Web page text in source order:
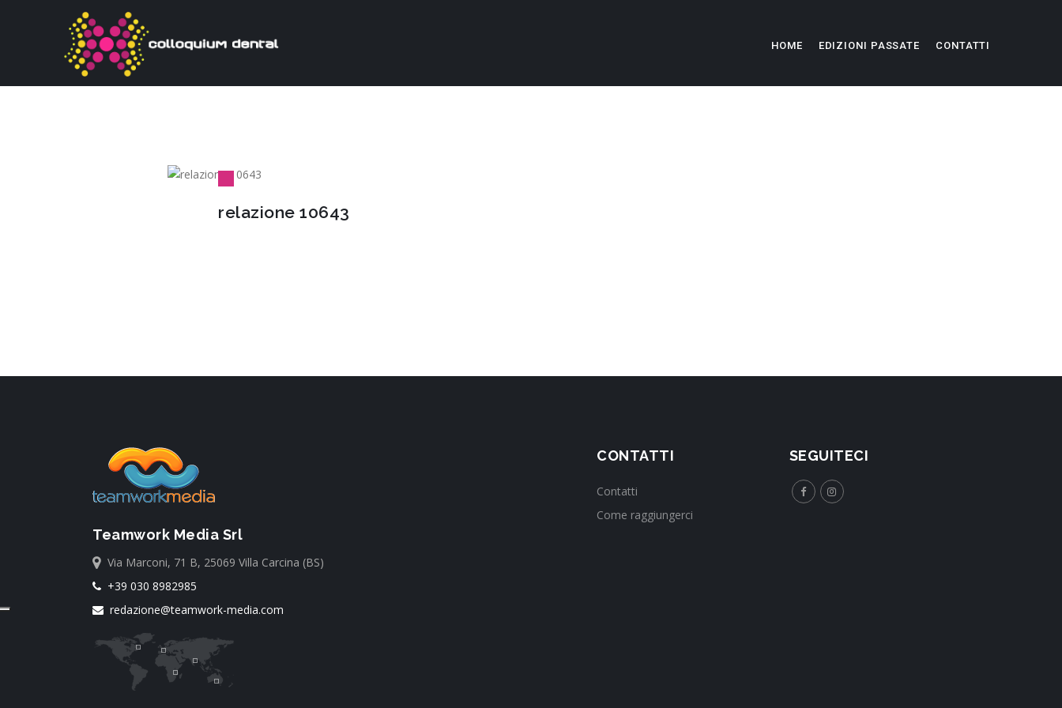
HOME EDIZIONI PASSATE CONTATTI
relazione 10643
Teamwork Media Srl
Via Marconi, 71 B, 25069 Villa Carcina (BS)
+39 030 8982985
redazione@teamwork-media.com
CONTATTI
Contatti
Come raggiungerci
SEGUITECI